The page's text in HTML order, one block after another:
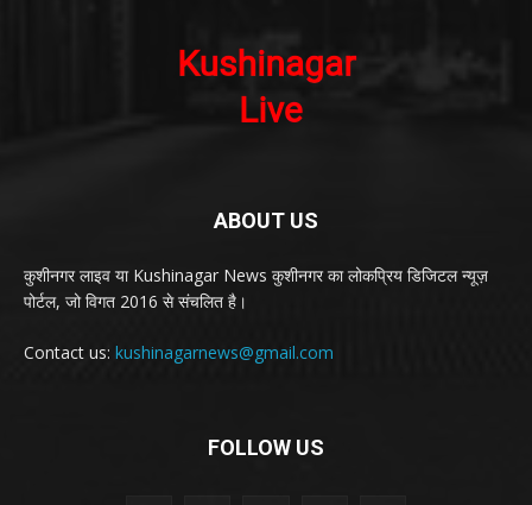
ABOUT US
कुशीनगर लाइव या Kushinagar News कुशीनगर का लोकप्रिय डिजिटल न्यूज़
पोर्टल, जो विगत 2016 से संचलित है।
Contact us: kushinagarnews@gmail.com
FOLLOW US